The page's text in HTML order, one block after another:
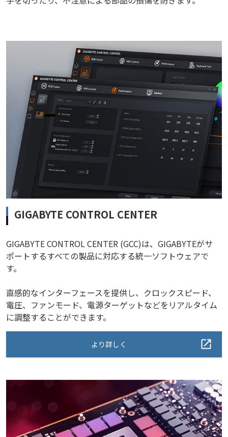
GIGABYTE CONTROL CENTER
GIGABYTE CONTROL CENTER (GCC)は、GIGABYTEがサ
ポートするすべての製品に対応する統一ソフトウェアで
す。
直感的なインターフェースを提供し、クロックスピード、
電圧、ファンモード、電源ターゲットなどをリアルタイム
に調整することができます。
より詳しく